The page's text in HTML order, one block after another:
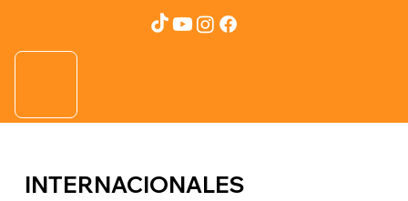
INTERNACIONALES